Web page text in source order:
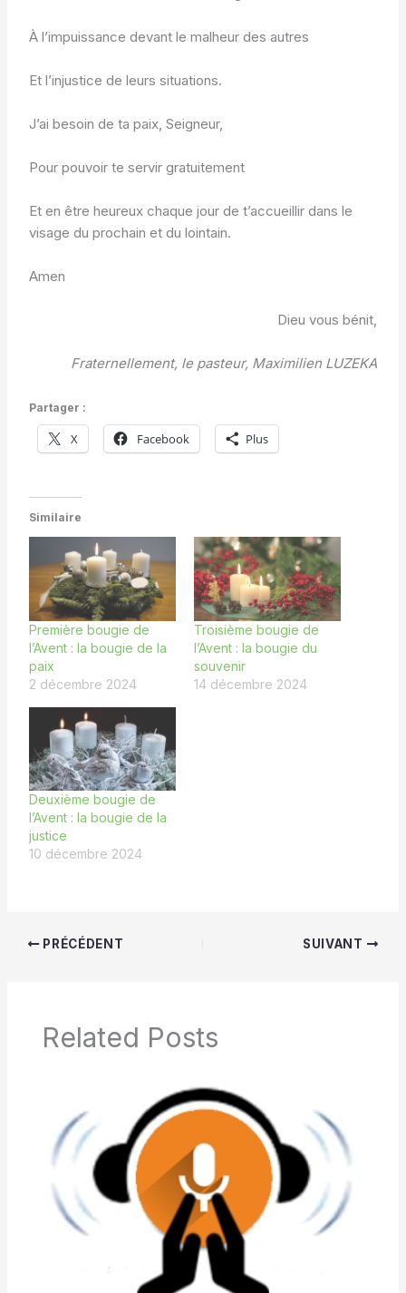
À l’impuissance devant le malheur des autres
Et l’injustice de leurs situations.
J’ai besoin de ta paix, Seigneur,
Pour pouvoir te servir gratuitement
Et en être heureux chaque jour de t’accueillir dans le
visage du prochain et du lointain.
Amen
Dieu vous bénit,
Fraternellement, le pasteur, Maximilien LUZEKA
Partager :
X Facebook Plus
Similaire
Première bougie de
l’Avent : la bougie de la
paix
2 décembre 2024
Troisième bougie de
l’Avent : la bougie du
souvenir
14 décembre 2024
Deuxième bougie de
l’Avent : la bougie de la
justice
10 décembre 2024
PRÉCÉDENT SUIVANT
Related Posts